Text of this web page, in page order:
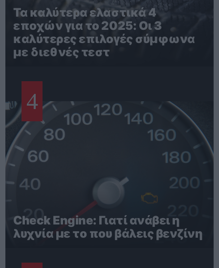
Τα καλύτερα ελαστικά 4
εποχών για το 2025: Οι 3
καλύτερες επιλογές σύμφωνα
με διεθνές τεστ
4
Check Engine: Γιατί ανάβει η
λυχνία με το που βάλεις βενζίνη